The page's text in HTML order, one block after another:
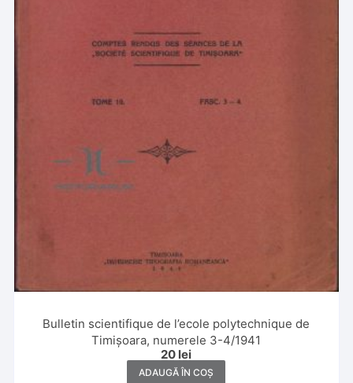
Bulletin scientifique de l’ecole polytechnique de
Timișoara, numerele 3-4/1941
20 lei
ADAUGĂ ÎN COȘ